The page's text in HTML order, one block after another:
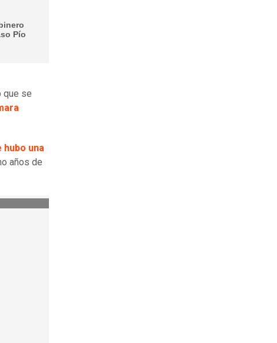
Pío
que se
hubo una
años de